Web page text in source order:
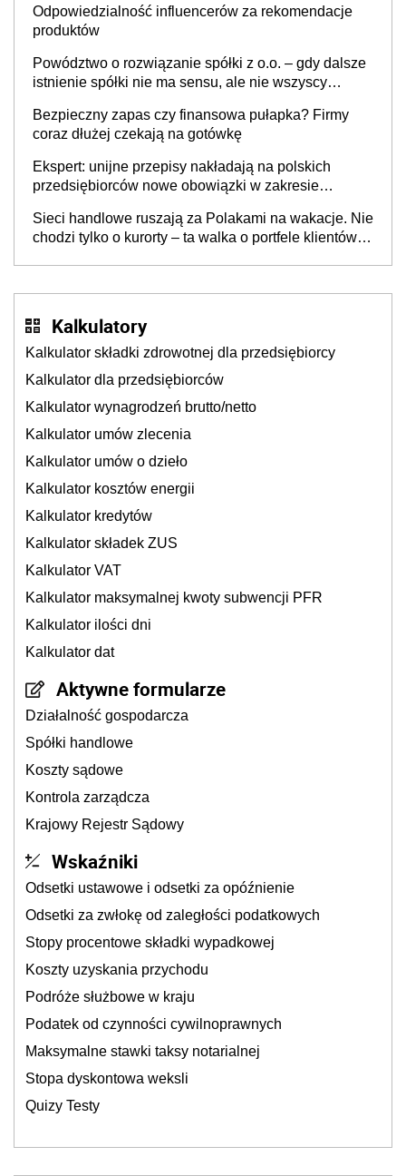
Odpowiedzialność influencerów za rekomendacje
produktów
Powództwo o rozwiązanie spółki z o.o. – gdy dalsze
istnienie spółki nie ma sensu, ale nie wszyscy
Bezpieczny zapas czy finansowa pułapka? Firmy
coraz dłużej czekają na gotówkę
Ekspert: unijne przepisy nakładają na polskich
przedsiębiorców nowe obowiązki w zakresie
Sieci handlowe ruszają za Polakami na wakacje. Nie
chodzi tylko o kurorty – ta walka o portfele klientów
Kalkulatory
Kalkulator składki zdrowotnej dla przedsiębiorcy
Kalkulator dla przedsiębiorców
Kalkulator wynagrodzeń brutto/netto
Kalkulator umów zlecenia
Kalkulator umów o dzieło
Kalkulator kosztów energii
Kalkulator kredytów
Kalkulator składek ZUS
Kalkulator VAT
Kalkulator maksymalnej kwoty subwencji PFR
Kalkulator ilości dni
Kalkulator dat
Aktywne formularze
Działalność gospodarcza
Spółki handlowe
Koszty sądowe
Kontrola zarządcza
Krajowy Rejestr Sądowy
Wskaźniki
Odsetki ustawowe i odsetki za opóźnienie
Odsetki za zwłokę od zaległości podatkowych
Stopy procentowe składki wypadkowej
Koszty uzyskania przychodu
Podróże służbowe w kraju
Podatek od czynności cywilnoprawnych
Maksymalne stawki taksy notarialnej
Stopa dyskontowa weksli
Quizy Testy